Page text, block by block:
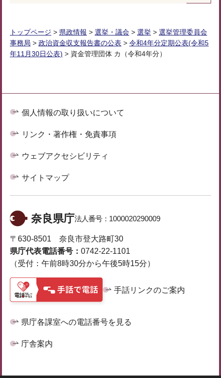
トップページ > 県政情報 > 選挙・議会 > 選挙 > 選挙管理委員会
事務局 > 政治資金収支報告書の公表 > 令和4年分定期公表(令和5
年11月30日公表) > 資金管理団体 カ（令和4年分）
個人情報の取り扱いについて
リンク・著作権・免責事項
ウェブアクセシビリティ
サイトマップ
奈良県庁法人番号： 1000020290009
〒630-8501 奈良市登大路町30
県庁代表電話番号： 0742-22-1101
（受付：午前8時30分から午後5時15分）
手話リンクのご案内
県庁各課室への電話番号を見る
庁舎案内